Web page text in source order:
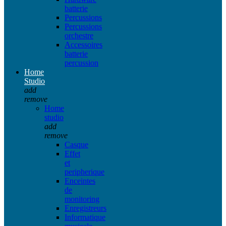
batterie
Percussions
Percussions
orchestre
Accessoires
batterie
percussion
Home
Studio
add
remove
Home
studio
add
remove
Casque
Effet
et
peripherique
Enceintes
de
monitoring
Enregistreurs
Informatique